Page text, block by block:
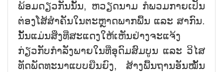
ພ້ອມດຽວກັນນັ້ນ, ຫວຽດນາມ ກໍພວມກາຍເປັນ
ຕ່ອງໂສ້ສຳຄັນໃນຕະຫຼາດພາກພື້ນ ແລະ ສາກົນ.
ນັ້ນແມ່ນສິ່ງທີ່ສະແດງໃຫ້ເຫັນຢ່າງຈະແຈ້ງ
ກ່ຽວກັບກຳລັງພາຍໃນທີ່ອຸດົມສົມບູນ ແລະ ວິໄສ
ທັດພັດທະນາແບບຍືນຍົງ, ສ້າງພື້ນຖານອັນໝັ້ນ